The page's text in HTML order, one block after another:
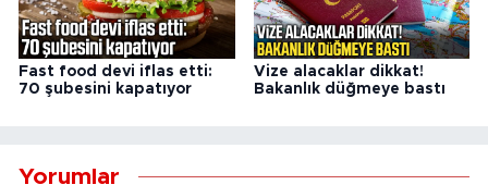
Fast food devi iflas etti:
70 şubesini kapatıyor
Vize alacaklar dikkat!
Bakanlık düğmeye bastı
Yorumlar